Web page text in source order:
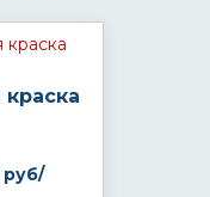
руб/